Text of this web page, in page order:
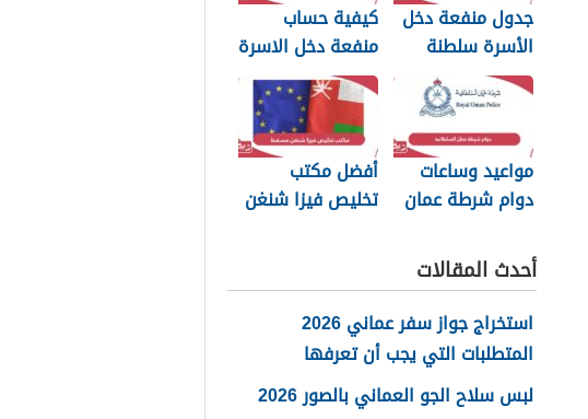
جدول منفعة دخل
الأسرة سلطنة
عمان 2026
كيفية حساب
منفعة دخل الاسرة
سلطنة عمان 2026
مواعيد وساعات
دوام شرطة عمان
أفضل مكتب
تخليص فيزا شنغن
أحدث المقالات
استخراج جواز سفر عماني 2026
المتطلبات التي يجب أن تعرفها
لبس سلاح الجو العماني بالصور 2026